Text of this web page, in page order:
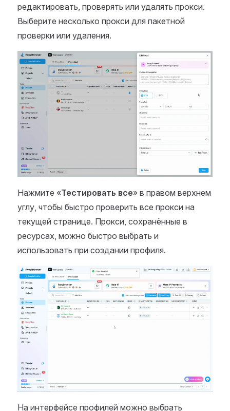
редактировать, проверять или удалять прокси.
Выберите несколько прокси для пакетной
проверки или удаления.
Нажмите «Тестировать все» в правом верхнем
углу, чтобы быстро проверить все прокси на
текущей странице. Прокси, сохранённые в
ресурсах, можно быстро выбрать и
использовать при создании профиля.
На интерфейсе профилей можно выбрать